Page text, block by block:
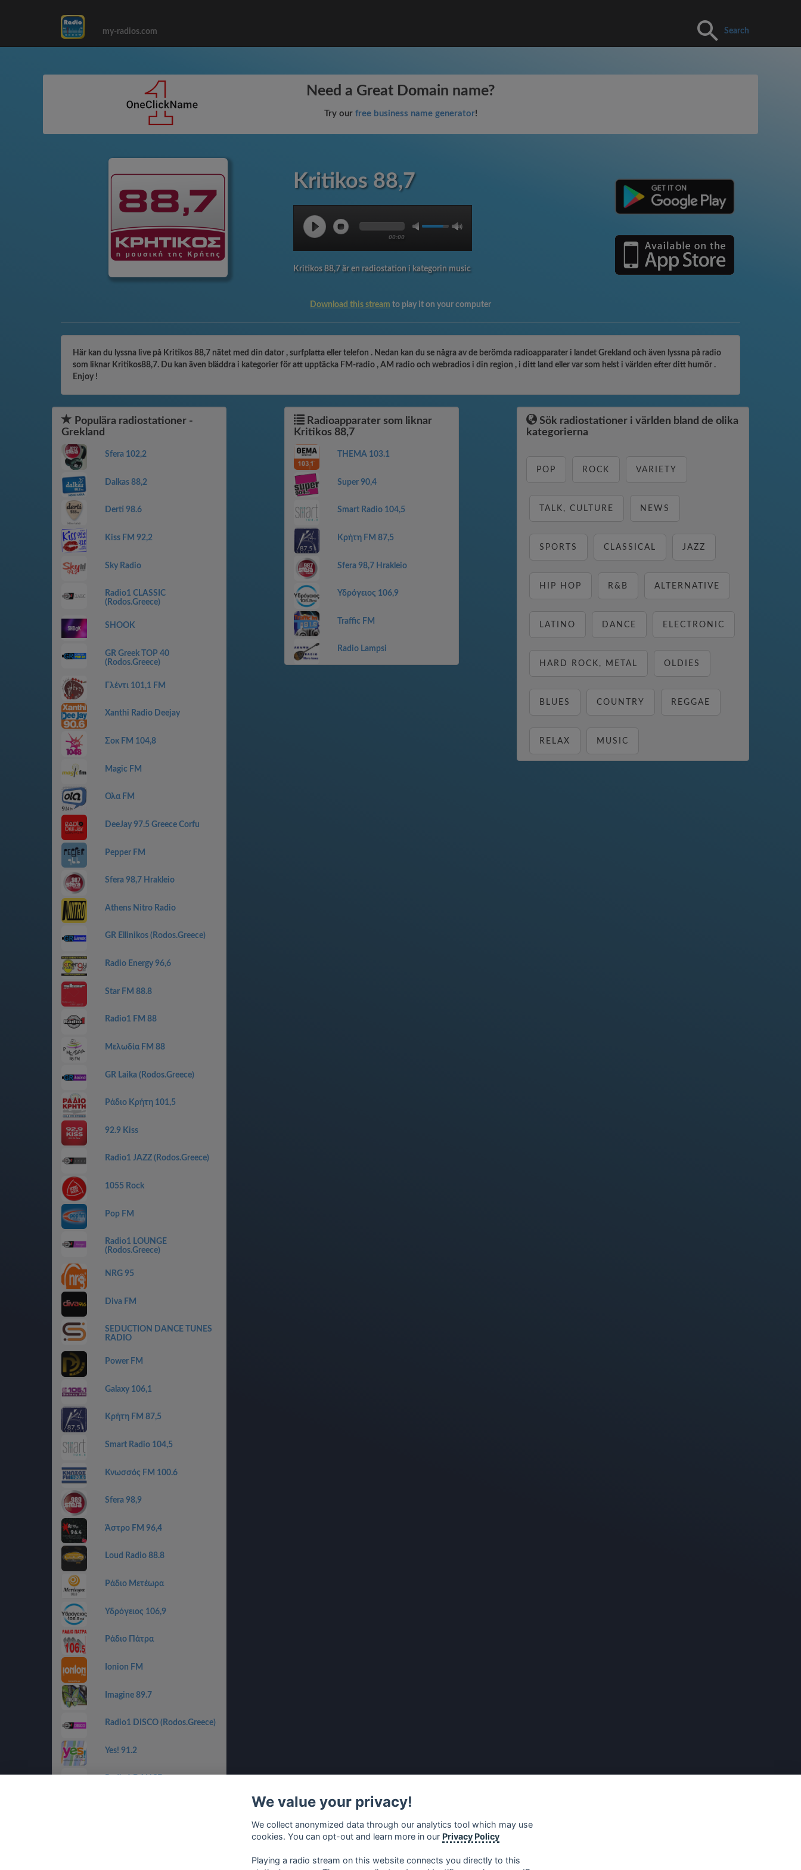
my-radios.com Search
Need a Great Domain name?
Try our free business name generator!
Kritikos 88,7
00:00
Kritikos 88,7 är en radiostation i kategorin music
Download this stream to play it on your computer
Här kan du lyssna live på Kritikos 88,7 nätet med din dator , surfplatta eller telefon . Nedan kan du se några av de berömda radioapparater i landet Grekland och även lyssna på radio
som liknar Kritikos88,7. Du kan även bläddra i kategorier för att upptäcka FM-radio , AM radio och webradios i din region , i ditt land eller var som helst i världen efter ditt humör .
Enjoy !
Populära radiostationer -
Grekland
Sfera 102,2
Dalkas 88,2
Derti 98.6
Kiss FM 92,2
Sky Radio
Radio1 CLASSIC
(Rodos.Greece)
SHOOK
GR Greek TOP 40
(Rodos.Greece)
Γλέντι 101,1 FM
Xanthi Radio Deejay
Σοκ FM 104,8
Magic FM
Ολα FM
DeeJay 97.5 Greece Corfu
Pepper FM
Sfera 98,7 Hrakleio
Athens Nitro Radio
GR Ellinikos (Rodos.Greece)
Radio Energy 96,6
Star FM 88.8
Radio1 FM 88
Μελωδία FM 88
GR Laika (Rodos.Greece)
Ράδιο Κρήτη 101,5
92.9 Kiss
Radio1 JAZZ (Rodos.Greece)
1055 Rock
Pop FM
Radio1 LOUNGE
(Rodos.Greece)
NRG 95
Diva FM
SEDUCTION DANCE TUNES
RADIO
Power FM
Galaxy 106,1
Κρήτη FM 87,5
Smart Radio 104,5
Κνωσσός FM 100.6
Sfera 98,9
Άστρο FM 96,4
Loud Radio 88.8
Ράδιο Μετέωρα
Υδρόγειος 106,9
Ράδιο Πάτρα
Ionion FM
Imagine 89.7
Radio1 DISCO (Rodos.Greece)
Yes! 91.2
Radioapparater som liknar
Kritikos 88,7
THEMA 103.1
Super 90,4
Smart Radio 104,5
Κρήτη FM 87,5
Sfera 98,7 Hrakleio
Υδρόγειος 106,9
Traffic FM
Radio Lampsi
Sök radiostationer i världen bland de olika
kategorierna
POP ROCK VARIETY
TALK, CULTURE NEWS
SPORTS CLASSICAL JAZZ
HIP HOP R&B ALTERNATIVE
LATINO DANCE ELECTRONIC
HARD ROCK, METAL OLDIES
BLUES COUNTRY REGGAE
RELAX MUSIC
We value your privacy!
We collect anonymized data through our analytics tool which may use
cookies. You can opt-out and learn more in our Privacy Policy
Playing a radio stream on this website connects you directly to this